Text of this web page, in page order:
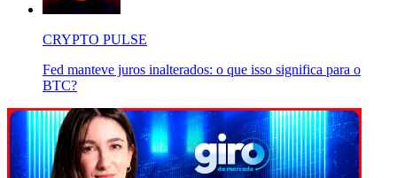
CRYPTO PULSE
Fed manteve juros inalterados: o que isso significa para o
BTC?